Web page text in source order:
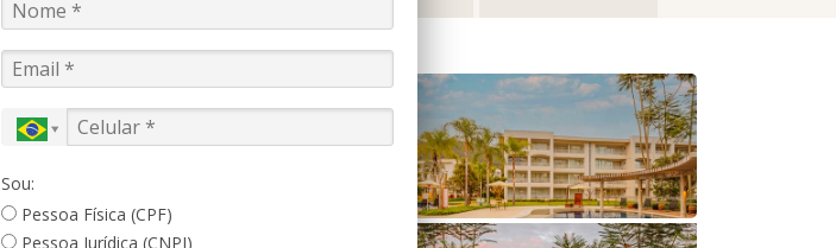
praia artificial de águas quentes e naturais do mundo, tirolesa, rio
recente, a área do Eko Aventura Park tem diversão e aventura em
meio à natureza, com tirolesa, quadriciclo e rafting. Os hóspedes
têm acesso livre ao Hot Park.
Um serviço de ônibus exclusivo circula dentro do complexo a cada
15 minutos, das 8h às 23h40, levando os hóspedes aos principais
Sou:
Pessoa Física (CPF)
Pessoa Jurídica (CNPJ)